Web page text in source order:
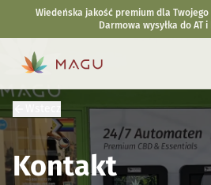
Kontakt
Wiedeńska jakość premium dla
Darmowa wysyłka do AT i